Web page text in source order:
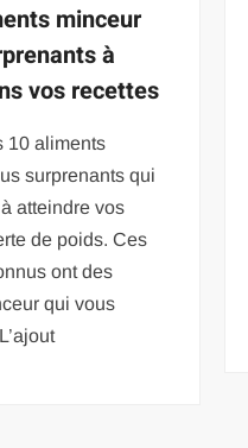
minceur
à
vos recettes
10 aliments
surprenants qui
atteindre vos
de poids. Ces
ont des
qui vous